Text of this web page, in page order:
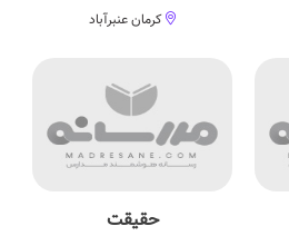
کرمان عنبرآباد
حقیقت